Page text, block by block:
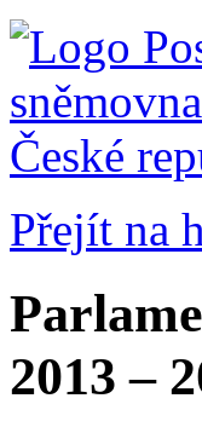
Přejít na
2013 –